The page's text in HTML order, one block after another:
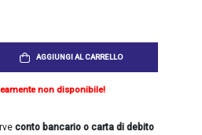
AGGIUNGI AL CARRELLO
non disponibile!
conto bancario o carta di debito